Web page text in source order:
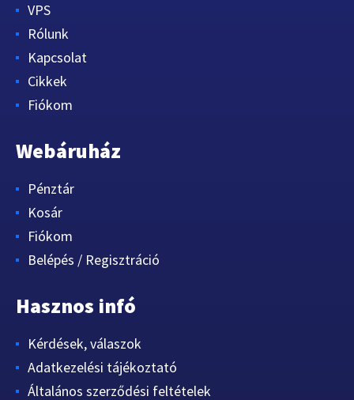
VPS
Rólunk
Kapcsolat
Cikkek
Fiókom
Webáruház
Pénztár
Kosár
Fiókom
Belépés / Regisztráció
Hasznos infó
Kérdések, válaszok
Adatkezelési tájékoztató
Általános szerződési feltételek